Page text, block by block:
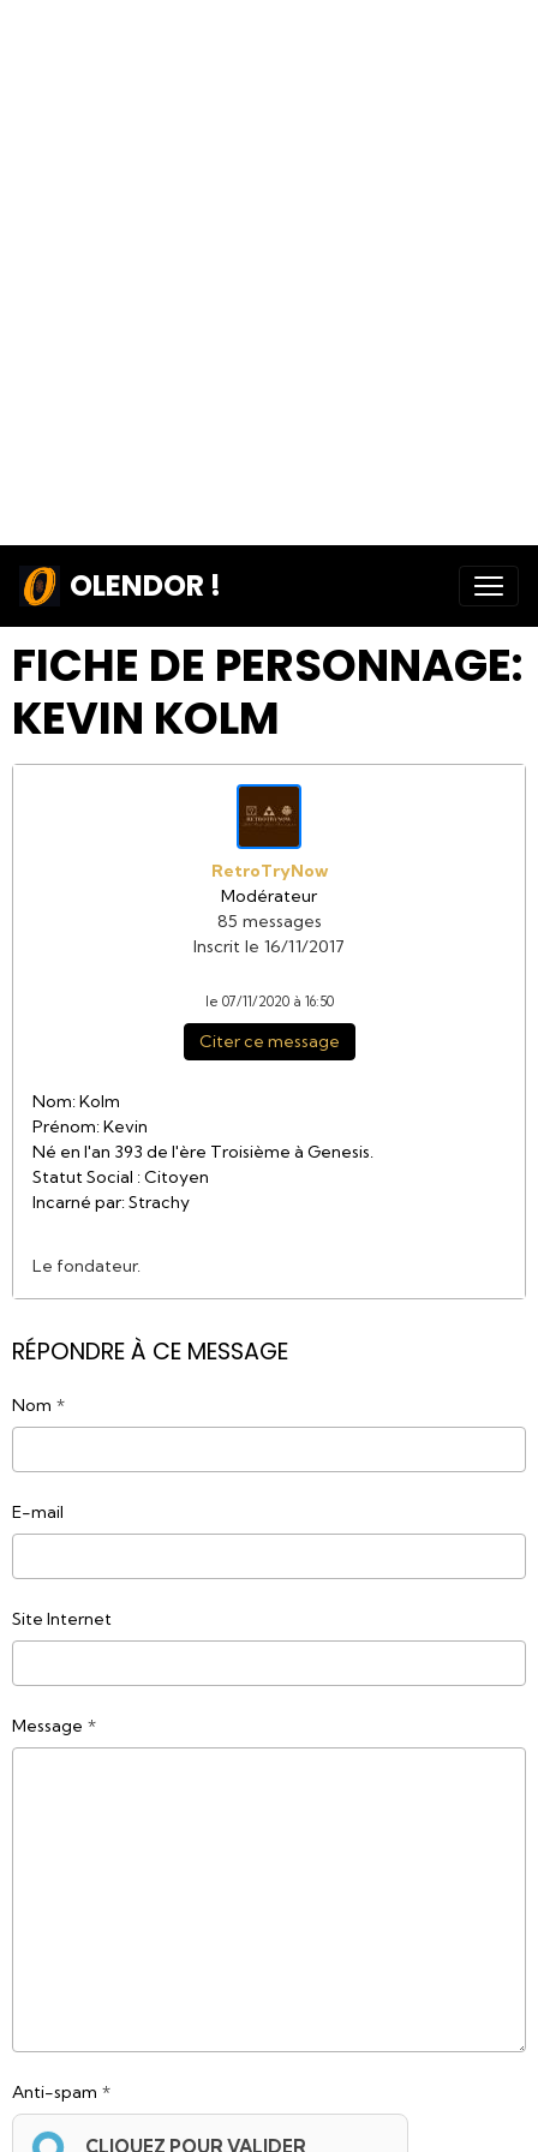
OLENDOR !
FICHE DE PERSONNAGE:
KEVIN KOLM
RetroTryNow
Modérateur
85 messages
Inscrit le 16/11/2017
le 07/11/2020 à 16:50
Citer ce message
Nom: Kolm
Prénom: Kevin
Né en l'an 393 de l'ère Troisième à Genesis.
Statut Social : Citoyen
Incarné par: Strachy
Le fondateur.
RÉPONDRE À CE MESSAGE
Nom
E-mail
Site Internet
Message
Anti-spam
CLIQUEZ POUR VALIDER